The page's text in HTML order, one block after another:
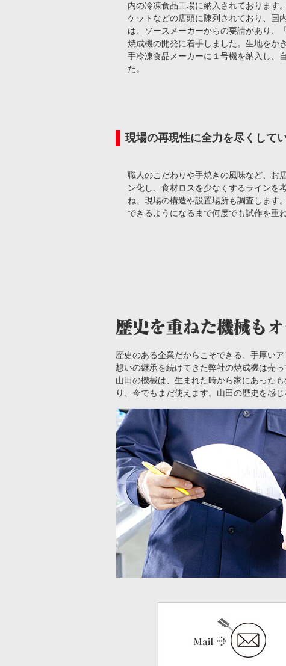
内の冷凍食品工場に納入されております
ケットなどの店頭に陳列されており、国
は、ソースメーカーからの要請があり、
焼成機の開発に着手しました。生地をか
手冷凍食品メーカーに１号機を納入し、
た。
現場の再現性に全力を尽くして
職人のこだわりや手焼きの風味など、お
ン化し、食材ロスを少なくするラインを
ね、現場の構造や設置場所も調査します
できるようになるまで何度でも試作を重ね
歴史のある企業だからこそできる、手厚い
想いの継承を続けてきた弊社の焼成機は売
山田の機械は、生まれた時から家にあった
り、今でもまだ使えます。山田の歴史を感じ